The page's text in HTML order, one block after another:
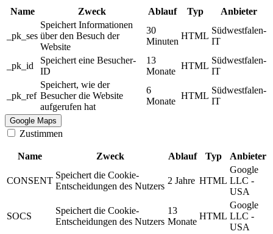
Name Zweck Ablauf Typ Anbieter
_pk_ses
Speichert Informationen
über den Besuch der
Website
30
Minuten
HTML
Südwestfalen-
IT
_pk_id
Speichert eine Besucher-
ID
13
Monate
HTML
Südwestfalen-
IT
_pk_ref
Speichert, wie der
Besucher die Website
aufgerufen hat
6
Monate
HTML
Südwestfalen-
IT
Google Maps
Zustimmen
Name Zweck Ablauf Typ Anbieter
CONSENT
Speichert die Cookie-
Entscheidungen des Nutzers
2 Jahre HTML
Google
LLC -
USA
SOCS
Speichert die Cookie-
Entscheidungen des Nutzers
13
Monate
HTML
Google
LLC -
USA